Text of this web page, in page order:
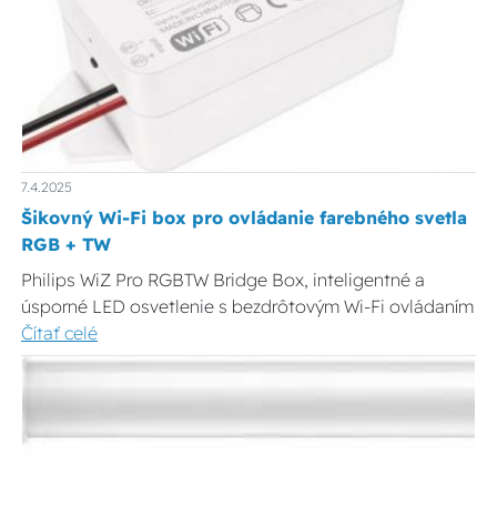
7.4.2025
Šikovný Wi-Fi box pro ovládanie farebného svetla
RGB + TW
Philips WiZ Pro RGBTW Bridge Box, inteligentné a
úsporné LED osvetlenie s bezdrôtovým Wi-Fi ovládaním
Čítať celé